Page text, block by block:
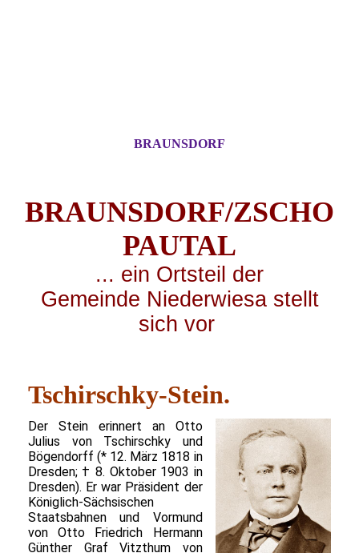
BRAUNSDORF
BRAUNSDORF/ZSCHO
PAUTAL
... ein Ortsteil der
Gemeinde Niederwiesa stellt
sich vor
Tschirschky-Stein.
Der Stein erinnert an Otto
Julius von Tschirschky und
Bögendorff (* 12. März 1818 in
Dresden; † 8. Oktober 1903 in
Dresden). Er war Präsident der
Königlich-Sächsischen
Staatsbahnen und Vormund
von Otto Friedrich Hermann
Günther Graf Vitzthum von